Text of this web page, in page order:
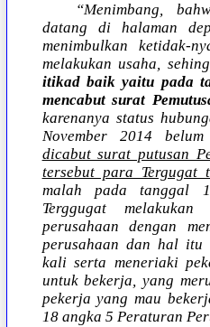
“Menimbang,
datang di halaman
menimbulkan ketidak-
melakukan usaha,
itikad baik yaitu pada
mencabut surat
karenanya status
November 2014
dicabut surat putusan
tersebut para Tergugat
malah pada tanggal
Terggugat
perusahaan dengan
perusahaan dan hal
kali serta meneriaki
untuk bekerja, yang
pekerja yang mau
18 angka 5 Peraturan